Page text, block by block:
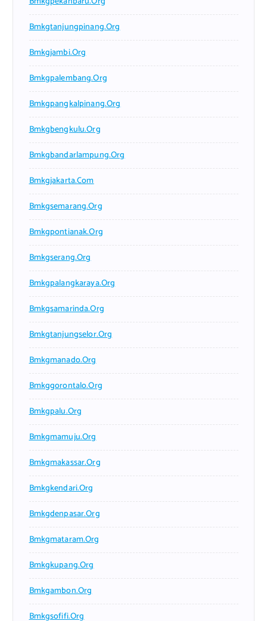
Bmkgtanjungpinang.org
Bmkgjambi.org
Bmkgpalembang.org
Bmkgpangkalpinang.org
Bmkgbengkulu.org
Bmkgbandarlampung.org
Bmkgjakarta.com
Bmkgsemarang.org
Bmkgpontianak.org
Bmkgserang.org
Bmkgpalangkaraya.org
Bmkgsamarinda.org
Bmkgtanjungselor.org
Bmkgmanado.org
Bmkggorontalo.org
Bmkgpalu.org
Bmkgmamuju.org
Bmkgmakassar.org
Bmkgkendari.org
Bmkgdenpasar.org
Bmkgmataram.org
Bmkgkupang.org
Bmkgambon.org
Bmkgsofifi.org